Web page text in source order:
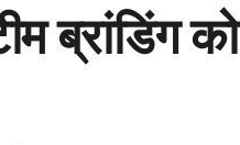
ब्रांडिंग को